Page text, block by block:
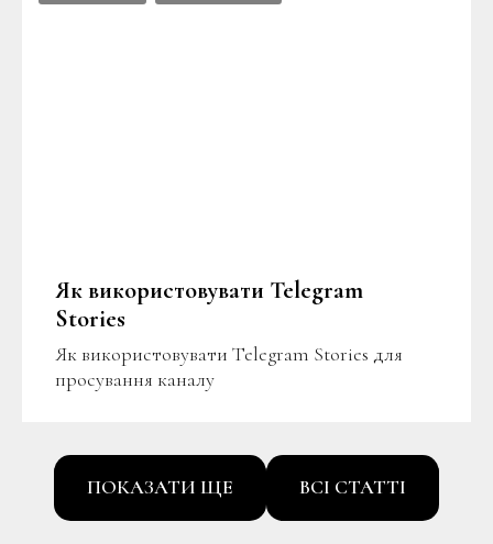
Як використовувати Telegram
Stories
Як використовувати Telegram Stories для
просування каналу
ПОКАЗАТИ ЩЕ ВСІ СТАТТІ